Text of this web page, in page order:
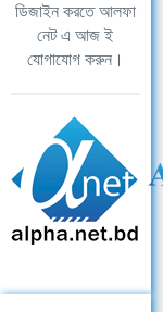
ডিজাইন করতে আলফা
নেট এ আজ ই
যোগাযোগ করুন।